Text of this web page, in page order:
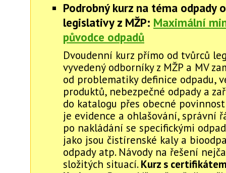
Podrobný kurz na téma odpady
legislativy z MŽP: Maximální
původce odpadů
Dvoudenní kurz přímo od tvůrců
vyvedený odborníky z MŽP a MV
od problematiky definice odpadu,
produktů, nebezpečné odpady a
do katalogu přes obecné
je evidence a ohlašování, správní
po nakládání se specifickými
jako jsou čistírenské kaly a
odpady atp. Návody na řešení
složitých situací.Kurz s